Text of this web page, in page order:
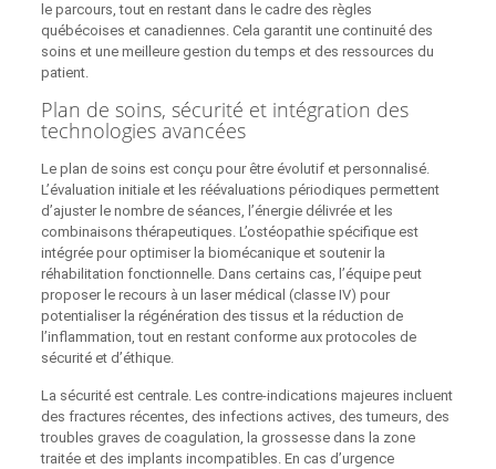
le parcours, tout en restant dans le cadre des règles
québécoises et canadiennes. Cela garantit une continuité des
soins et une meilleure gestion du temps et des ressources du
patient.
Plan de soins, sécurité et intégration des
technologies avancées
Le plan de soins est conçu pour être évolutif et personnalisé.
L’évaluation initiale et les réévaluations périodiques permettent
d’ajuster le nombre de séances, l’énergie délivrée et les
combinaisons thérapeutiques. L’ostéopathie spécifique est
intégrée pour optimiser la biomécanique et soutenir la
réhabilitation fonctionnelle. Dans certains cas, l’équipe peut
proposer le recours à un laser médical (classe IV) pour
potentialiser la régénération des tissus et la réduction de
l’inflammation, tout en restant conforme aux protocoles de
sécurité et d’éthique.
La sécurité est centrale. Les contre-indications majeures incluent
des fractures récentes, des infections actives, des tumeurs, des
troubles graves de coagulation, la grossesse dans la zone
traitée et des implants incompatibles. En cas d’urgence